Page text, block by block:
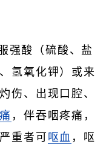
强酸（硫酸、盐
氢氧化钾）或来
伤、出现口腔、
，伴吞咽疼痛，
重者可 呕血 ，呕